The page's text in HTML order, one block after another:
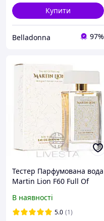
Купити
Belladonna 97%
Тестер Парфумована вода
Martin Lion F60 Full Of
В наявності
5.0 (1)